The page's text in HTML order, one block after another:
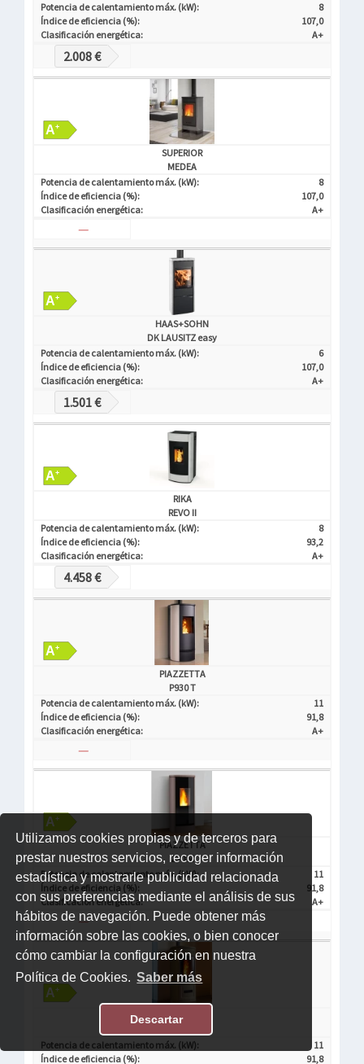
Utilizamos cookies propias y de terceros para
prestar nuestros servicios, recoger información
estadística y mostrarle publicidad relacionada
con sus preferencias mediante el análisis de sus
hábitos de navegación. Puede obtener más
información sobre las cookies, o bien conocer
cómo cambiar la configuración en nuestra
Política de Cookies. Saber más
Descartar
Potencia de calentamiento máx. (kW):
8
Índice de eficiencia (%):
107,0
Clasificación energética:
A+
2.008 €
SUPERIOR
MEDEA
Potencia de calentamiento máx. (kW):
8
Índice de eficiencia (%):
107,0
Clasificación energética:
A+
—
HAAS+SOHN
DK LAUSITZ easy
Potencia de calentamiento máx. (kW):
6
Índice de eficiencia (%):
107,0
Clasificación energética:
A+
1.501 €
RIKA
REVO II
Potencia de calentamiento máx. (kW):
8
Índice de eficiencia (%):
93,2
Clasificación energética:
A+
4.458 €
PIAZZETTA
P930 T
Potencia de calentamiento máx. (kW):
11
Índice de eficiencia (%):
91,8
Clasificación energética:
A+
—
PIAZZETTA
230 M
Potencia de calentamiento máx. (kW):
11
Índice de eficiencia (%):
91,8
Clasificación energética:
A+
—
PIAZZETTA
Potencia de calentamiento máx. (kW):
11
Índice de eficiencia (%):
91,8